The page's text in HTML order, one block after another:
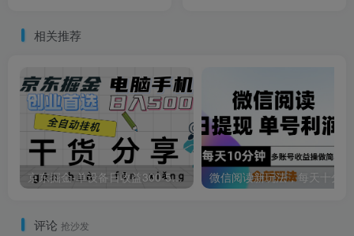
相关推荐
京东掘金-单设备日收益300-500-日提-无门槛
评论 抢沙发